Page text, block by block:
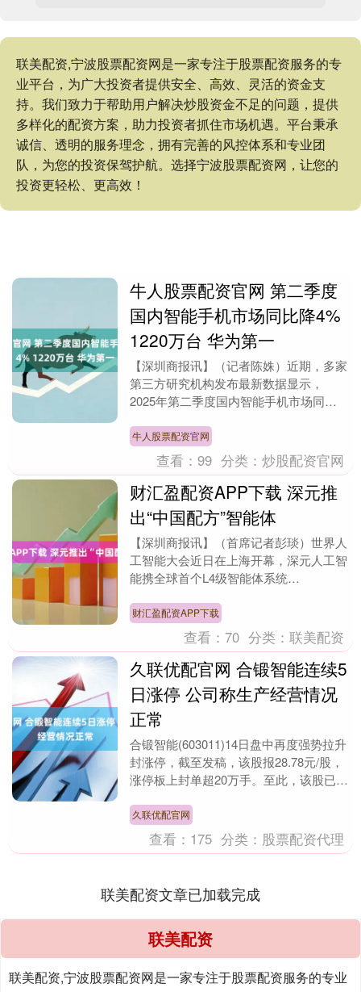
联美配资,宁波股票配资网是一家专注于股票配资服务的专
业平台，为广大投资者提供安全、高效、灵活的资金支
持。我们致力于帮助用户解决炒股资金不足的问题，提供
多样化的配资方案，助力投资者抓住市场机遇。平台秉承
诚信、透明的服务理念，拥有完善的风控体系和专业团
队，为您的投资保驾护航。选择宁波股票配资网，让您的
投资更轻松、更高效！
牛人股票配资官网 第二季度
国内智能手机市场同比降4%
1220万台 华为第一
【深圳商报讯】（记者陈姝）近期，多家
第三方研究机构发布最新数据显示，
2025年第二季度国内智能手机市场同比
2025年第二季....
牛人股票配资官网
查看：99 分类：炒股配资官网
财汇盈配资APP下载 深元推
出“中国配方”智能体
【深圳商报讯】（首席记者彭琰）世界人
工智能大会近日在上海开幕，深元人工智
能携全球首个L4级智能体系统
参展，....
财汇盈配资APP下载
查看：70 分类：联美配资
久联优配官网 合锻智能连续5
日涨停 公司称生产经营情况
正常
合锻智能(603011)14日盘中再度强势拉升
封涨停，截至发稿，该股报28.78元/股，
涨停板上封单超20万手。至此，该股已连
久联优配官网
查看： 175 分类： 股票配资代理
联美配资文章已加载完成
联美配资
联美配资,宁波股票配资网是一家专注于股票配资服务的专业